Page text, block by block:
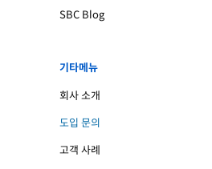
SBC Blog
기타메뉴
회사 소개
도입 문의
고객 사례